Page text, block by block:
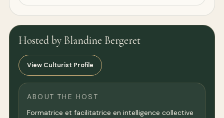
Hosted by Blandine Bergeret
View Culturist Profile
ABOUT THE HOST
Formatrice et facilitatrice en intelligence collective